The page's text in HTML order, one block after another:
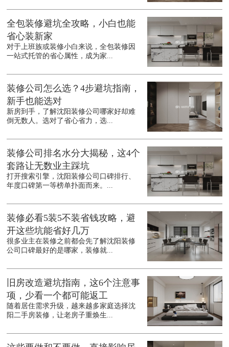
全包装修避坑全攻略，小白也能
省心装新家
对于上班族或装修小白来说，全包装修因
一站式托管的省心属性，成为家...
装修公司怎么选？4步避坑指南，
新手也能选对
新房到手，了解沈阳装修公司哪家好却难
倒无数人。选对了省心省力，选...
装修公司排名水分大揭秘，这4个
套路让无数业主踩坑
打开搜索引擎，沈阳装修公司口碑排行、
年度口碑第一等榜单扑面而来。...
装修必看5装5不装省钱攻略，避
开这些坑能省好几万
很多业主在装修之前都会先了解沈阳装修
公司口碑最好的是哪家，装修就...
旧房改造避坑指南，这6个注意事
项，少看一个都可能返工
随着居住需求升级，越来越多家庭选择沈
阳二手房装修，让老房子重焕生...